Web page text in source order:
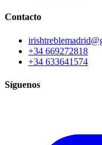
Contacto
+34 669272818
+34 633641574
Síguenos